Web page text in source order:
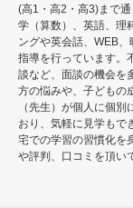
(高1・高2・高3)まで
学（算数）、英語、理
ングや英会話、WEB
指導を行っています。
談など、面談の機会を
方の悩みや、子どもの
（先生）が個人に個
おり、気軽に見学もで
宅での学習の習慣化を
や評判、口コミを頂い